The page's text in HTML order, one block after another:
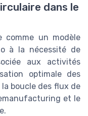
dans le
comme un modèle
à la nécessité de
aux activités
optimale des
boucle des flux de
et le